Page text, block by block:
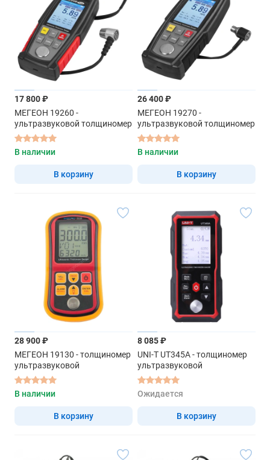
17 800 ₽
МЕГЕОН 19260 -
ультразвуковой толщиномер
В наличии
В корзину
26 400 ₽
МЕГЕОН 19270 -
ультразвуковой толщиномер
В наличии
В корзину
28 900 ₽
МЕГЕОН 19130 - толщиномер
ультразвуковой
В наличии
В корзину
8 085 ₽
UNI-T UT345A - толщиномер
ультразвуковой
Ожидается
В корзину